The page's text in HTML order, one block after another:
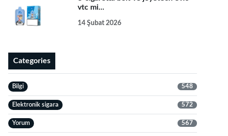
vtc mi...
14 Şubat 2026
Categories
Bilgi 548
Elektronik sigara 572
Yorum 567